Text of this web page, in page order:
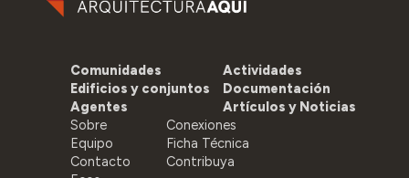
Comunidades
Edificios y conjuntos
Agentes
Actividades
Documentación
Artículos y Noticias
Sobre
Equipo
Contacto
Conexiones
Ficha Técnica
Contribuya